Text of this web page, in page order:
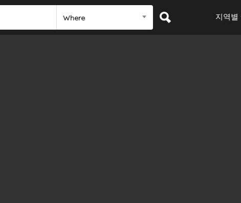
Where 지역별